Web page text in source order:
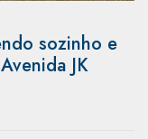
sozinho e
JK